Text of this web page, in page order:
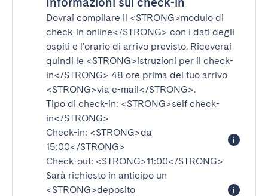
Dovrai compilare il <STRONG>modulo di
check-in online</STRONG> con i dati degli
ospiti e l'orario di arrivo previsto. Riceverai
quindi le <STRONG>istruzioni per il check-
in</STRONG> 48 ore prima del tuo arrivo
<STRONG>via e-mail</STRONG>.
Tipo di check-in: <STRONG>self check-
in</STRONG>
Check-in: <STRONG>da
15:00</STRONG>
Check-out: <STRONG>11:00</STRONG>
Sarà richiesto in anticipo un
<STRONG>deposito